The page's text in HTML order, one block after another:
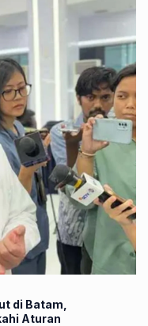
di Batam,
Aturan